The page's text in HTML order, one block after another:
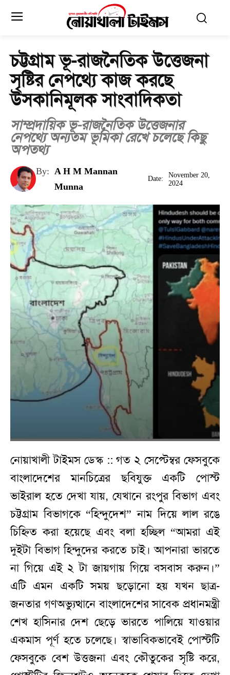
চট্টগ্রাম ভূ-রাজনৈতিক উত্তেজনা
সৃষ্টির নেপথ্যে কাজ করছে
উসকানিমূলক সাংবাদিকতা
সাম্প্রদায়িক ভূ-রাজনৈতিক উত্তেজনার
নেপথ্যে অন্যতম ভূমিকা রেখে চলেছে কিছু
অপতথ্য
By: A H M Mannan
Munna
Date:
November 20,
2024
নোয়াখালী টাইমস ডেস্ক :: গত ২ সেপ্টেম্বর ফেসবুকে
বাংলাদেশের মানচিত্রের ছবিযুক্ত একটি পোস্ট
ভাইরাল হতে দেখা যায়, যেখানে রংপুর বিভাগ এবং
চট্টগ্রাম বিভাগকে “হিন্দুদেশ” নাম দিয়ে লাল রঙে
চিহ্নিত করা হয়েছে এবং বলা হচ্ছিল “আমরা এই
দুইটা বিভাগ হিন্দুদের করতে চাই। আপনারা ভারতে
না গিয়ে এই ২ টা জায়গায় গিয়ে বসবাস করুন।”
এটি এমন একটি সময় ছড়োনো হয় যখন ছাত্র-
জনতার গণঅভ্যুত্থানে বাংলাদেশের সাবেক প্রধানমন্ত্রী
শেখ হাসিনার দেশ ছেড়ে ভারতে পালিয়ে যাওয়ার
একমাস পূর্ণ হতে চলেছে। স্বাভাবিকভাবেই পোস্টটি
ফেসবুকে বেশ উত্তজনা এবং কৌতুকের সৃষ্টি করে,